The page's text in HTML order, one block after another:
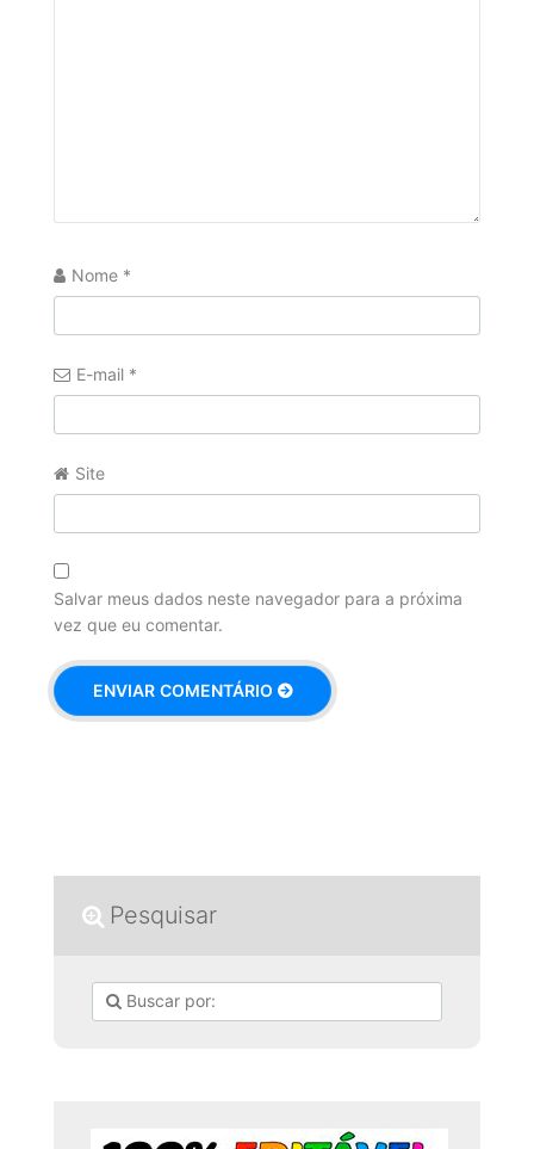
Nome *
E-mail *
Site
Salvar meus dados neste navegador para a próxima
vez que eu comentar.
Pesquisar